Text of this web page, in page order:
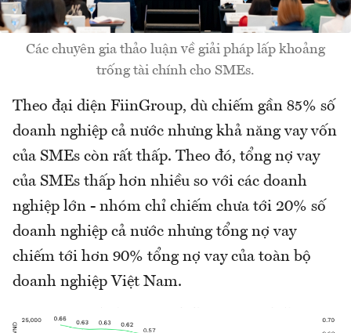
Các chuyên gia thảo luận về giải pháp lấp khoảng
trống tài chính cho SMEs.
Theo đại diện FiinGroup, dù chiếm gần 85% số
doanh nghiệp cả nước nhưng khả năng vay vốn
của SMEs còn rất thấp. Theo đó, tổng nợ vay
của SMEs thấp hơn nhiều so với các doanh
nghiệp lớn - nhóm chỉ chiếm chưa tới 20% số
doanh nghiệp cả nước nhưng tổng nợ vay
chiếm tới hơn 90% tổng nợ vay của toàn bộ
doanh nghiệp Việt Nam.